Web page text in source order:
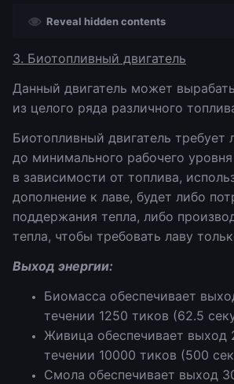
Reveal hidden contents
3. Биотопливный двигатель
Данный двигатель может
из целого ряда различного
Биотопливный двигатель требует
до минимального рабочего
в зависимости от топлива,
дополнение к лаве, будет либо
поддержания тепла, либо
тепла, чтобы требовать лаву
Выход энергии:
Биомасса обеспечивает
течении 1250 тиков (62.5
Живица обеспечивает выход
течении 10000 тиков (500
Смола обеспечивает выход